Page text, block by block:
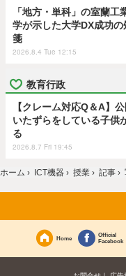
「地方・単科」の室蘭工
学が示した大学DX成功の
箋
2026.8.4 Tue 12:15
教育行政
【クレーム対応Q＆A】
いたずらをしている子供
る
2026.8.7 Fri 19:45
ホーム › ICT機器 › 授業 › 記事 ›
Home
Official
Facebook